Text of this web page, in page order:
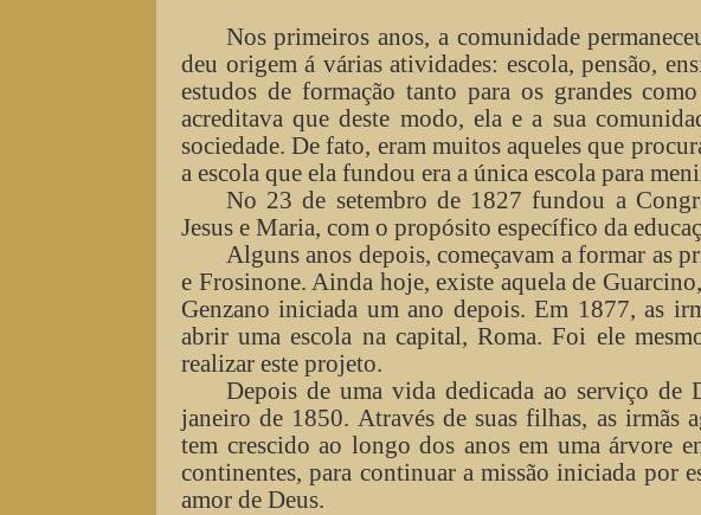
Nos primeiros anos, a comunidade
deu origem á várias atividades: escola, pensão,
estudos de formação tanto para os grandes
acreditava que deste modo, ela e a sua
sociedade. De fato, eram muitos aqueles que
a escola que ela fundou era a única escola para
No 23 de setembro de 1827 fundou a
Jesus e Maria, com o propósito específico da
Alguns anos depois, começavam a formar as
e Frosinone. Ainda hoje, existe aquela de
Genzano iniciada um ano depois. Em 1877, as
abrir uma escola na capital, Roma. Foi ele
realizar este projeto.
Depois de uma vida dedicada ao serviço de
janeiro de 1850. Através de suas filhas, as irmãs
tem crescido ao longo dos anos em uma árvore
continentes, para continuar a missão iniciada por
amor de Deus.